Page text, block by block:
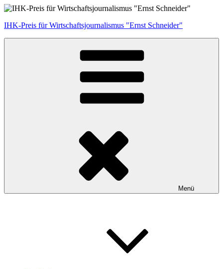
Zum
springen
IHK-Preis für Wirtschaftsjournalismus "Ernst Schneider"
Menü